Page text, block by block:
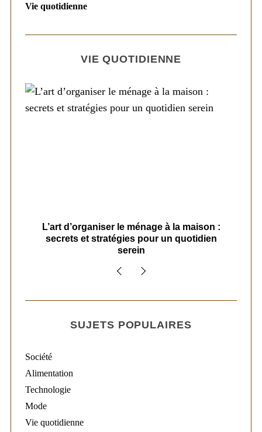
Vie quotidienne
VIE QUOTIDIENNE
L’art d’organiser le ménage à la maison :
secrets et stratégies pour un quotidien
serein
SUJETS POPULAIRES
Société
Alimentation
Technologie
Mode
Vie quotidienne